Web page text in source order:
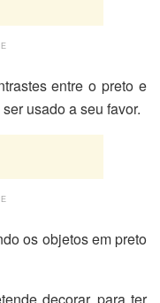
entre o preto e
usado a seu favor.
os objetos em preto